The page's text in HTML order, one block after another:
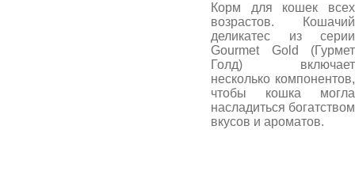
Корм для кошек всех
возрастов. Кошачий
деликатес из серии
Gourmet Gold (Гурмет
Голд) включает
несколько компонентов,
чтобы кошка могла
насладиться богатством
вкусов и ароматов.